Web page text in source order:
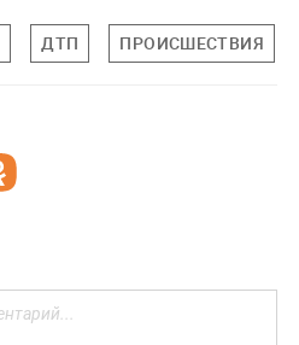
ДТП ПРОИСШЕСТВИЯ